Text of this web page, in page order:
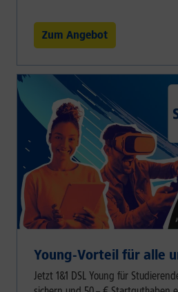
Zum Angebot
Young-Vorteil für alle
Jetzt 1&1 DSL Young für